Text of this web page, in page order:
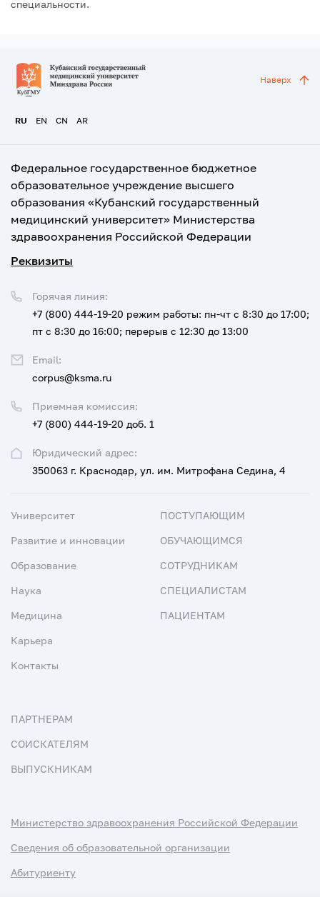
специальности.
RU EN CN AR
Наверх
Федеральное государственное бюджетное
образовательное учреждение высшего
образования «Кубанский государственный
медицинский университет» Министерства
здравоохранения Российской Федерации
Реквизиты
Юридический адрес:
350063 г. Краснодар, ул. им. Митрофана Седина, 4
Приемная комиссия:
+7 (800) 444-19-20 доб. 1
Горячая линия:
+7 (800) 444-19-20 режим работы: пн-чт с 8:30 до 17:00;
пт с 8:30 до 16:00; перерыв с 12:30 до 13:00
Email:
corpus@ksma.ru
Университет
Развитие и инновации
Образование
Наука
Медицина
Карьера
Контакты
ПОСТУПАЮЩИМ
ОБУЧАЮЩИМСЯ
СОТРУДНИКАМ
СПЕЦИАЛИСТАМ
ПАЦИЕНТАМ
ПАРТНЕРАМ
СОИСКАТЕЛЯМ
ВЫПУСКНИКАМ
Министерство здравоохранения Российской Федерации
Сведения об образовательной организации
Абитуриенту